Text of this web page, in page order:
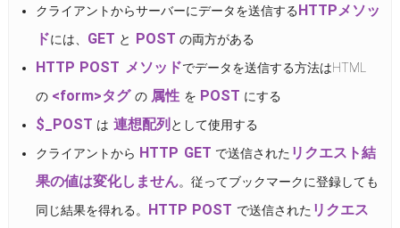
クライアントからサーバーにデータを送信するHTTPメソッ
ドには、 GET と POST の両方がある
HTTP POST メソッドでデータを送信する方法はHTML
の <form>タグの 属性 を POST にする
$_POST は 連想配列 として使用する
クライアントから HTTP GET で送信された リクエスト結
果の値は変化しません。従ってブックマークに登録しても
同じ結果を得れる。 HTTP POST で送信された リクエス